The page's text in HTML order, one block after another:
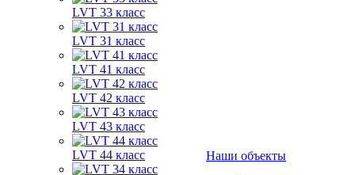
LVT 33 класс
LVT 31 класс
LVT 41 класс
LVT 42 класс
LVT 43 класс
LVT 44 класс
Наши объекты